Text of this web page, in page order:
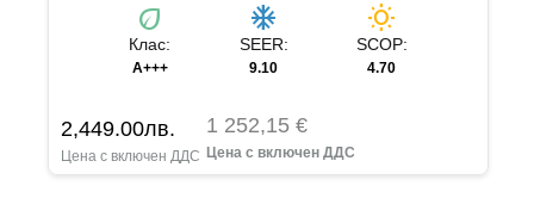
eco
Клас:
A+++
ac_unit
SEER:
9.10
wb_sunny
SCOP:
4.70
2,449.00лв. 1 252,15 €